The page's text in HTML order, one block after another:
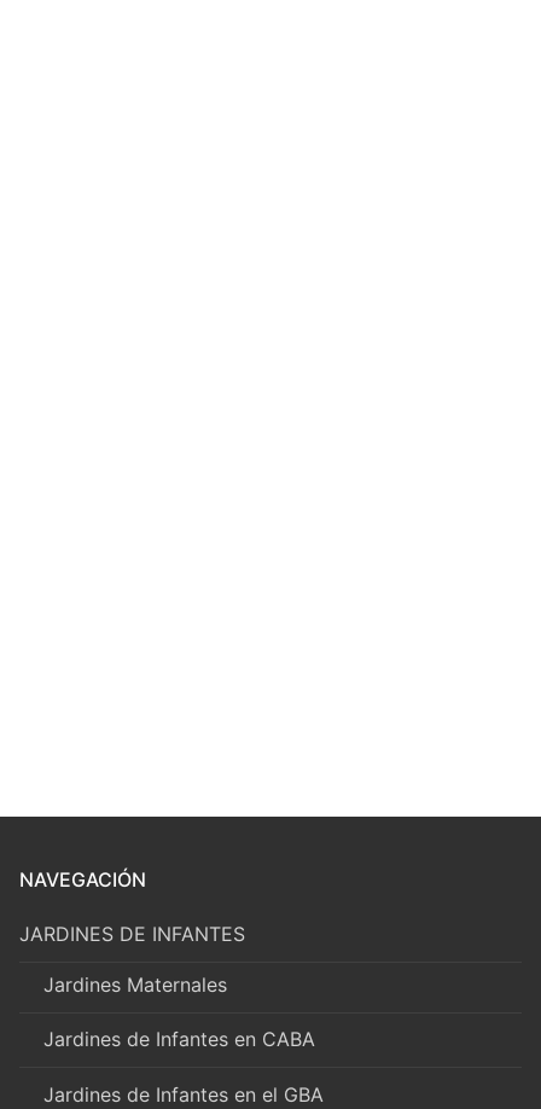
NAVEGACIÓN
JARDINES DE INFANTES
Jardines Maternales
Jardines de Infantes en CABA
Jardines de Infantes en el GBA